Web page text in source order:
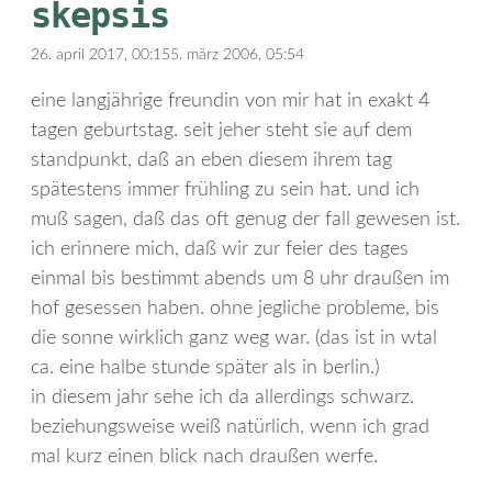
skepsis
26. april 2017, 00:155. märz 2006, 05:54
eine langjährige freundin von mir hat in exakt 4
tagen geburtstag. seit jeher steht sie auf dem
standpunkt, daß an eben diesem ihrem tag
spätestens immer frühling zu sein hat. und ich
muß sagen, daß das oft genug der fall gewesen ist.
ich erinnere mich, daß wir zur feier des tages
einmal bis bestimmt abends um 8 uhr draußen im
hof gesessen haben. ohne jegliche probleme, bis
die sonne wirklich ganz weg war. (das ist in wtal
ca. eine halbe stunde später als in berlin.)
in diesem jahr sehe ich da allerdings schwarz.
beziehungsweise weiß natürlich, wenn ich grad
mal kurz einen blick nach draußen werfe.